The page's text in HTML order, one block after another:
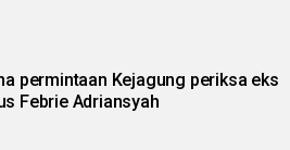
permintaan Kejagung periksa eks
Febrie Adriansyah